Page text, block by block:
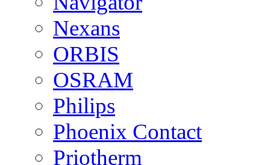
Nexans
ORBIS
OSRAM
Philips
Phoenix Contact
Priotherm